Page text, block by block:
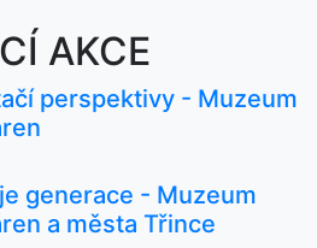
AKCE
perspektivy - Muzeum
generace - Muzeum
a města Třince